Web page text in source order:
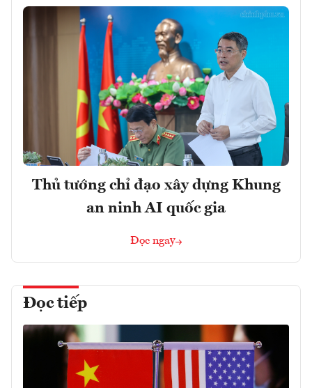
Thủ tướng chỉ đạo xây dựng Khung
an ninh AI quốc gia
Đọc ngay
Đọc tiếp